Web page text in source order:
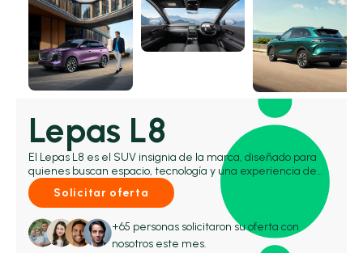
Lepas L8
El Lepas L8 es el SUV insignia de la marca, diseñado para
quienes buscan espacio, tecnología y una experiencia de
conducción más sofisticada. Situado en la parte más alta de
la gama Lepas, destaca por su diseño elegante, un
habitáculo amplio y un elevado nivel de equipamiento.
Compite con modelos como el Hyundai Santa Fe, Kia
Sorento o Skoda Kodiaq, apostando por una combinación de
Solicitar oferta
+65 personas solicitaron su oferta con
nosotros este mes.